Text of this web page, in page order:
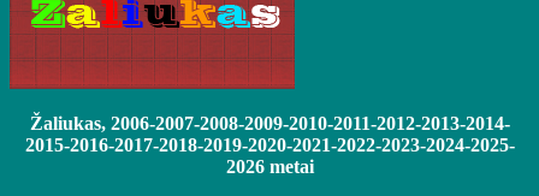
Žaliukas, 2006-2007-2008-2009-2010-2011-2012-2013-2014-
2015-2016-2017-2018-2019-2020-2021-2022-2023-2024-2025-
2026 metai